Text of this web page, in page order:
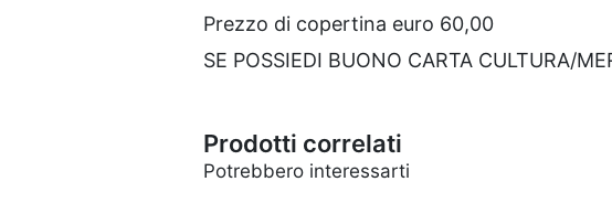
Prezzo di copertina euro 60,00
SE POSSIEDI BUONO CARTA CULTURA/
Prodotti correlati
Potrebbero interessarti